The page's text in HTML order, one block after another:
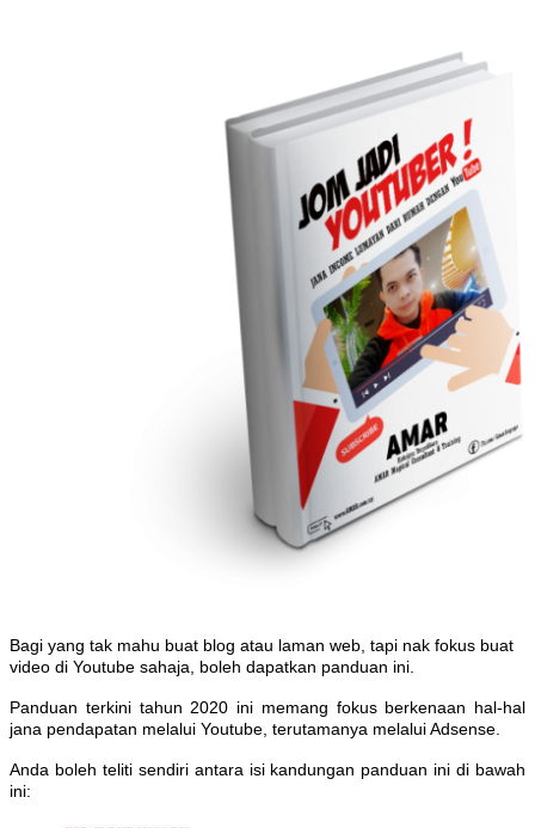
Bagi yang tak mahu buat blog atau laman web, tapi nak fokus buat
video di Youtube sahaja, boleh dapatkan panduan ini.
Panduan terkini tahun 2020 ini memang fokus berkenaan hal-hal
jana pendapatan melalui Youtube, terutamanya melalui Adsense.
Anda boleh teliti sendiri antara isi kandungan panduan ini di bawah
ini: